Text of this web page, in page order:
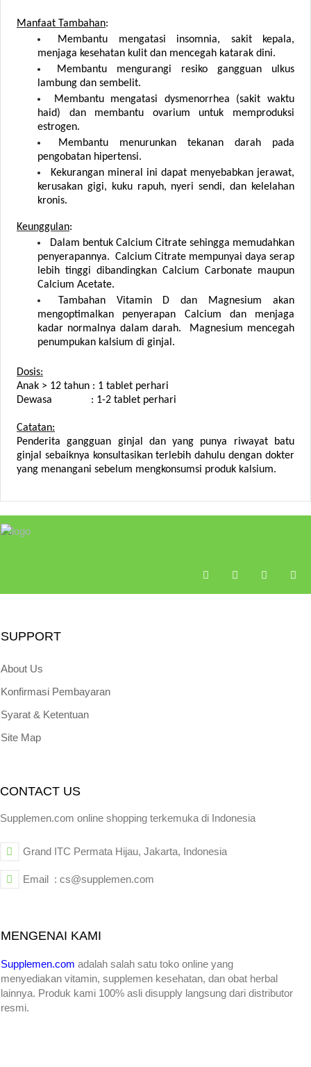
Manfaat Tambahan:
Membantu mengatasi insomnia, sakit kepala,
menjaga kesehatan kulit dan mencegah katarak dini.
Membantu mengurangi resiko gangguan ulkus
lambung dan sembelit.
Membantu mengatasi dysmenorrhea (sakit waktu
haid) dan membantu ovarium untuk memproduksi
estrogen.
Membantu menurunkan tekanan darah pada
pengobatan hipertensi.
Kekurangan mineral ini dapat menyebabkan jerawat,
kerusakan gigi, kuku rapuh, nyeri sendi, dan kelelahan
kronis.
Keunggulan:
Dalam bentuk Calcium Citrate sehingga memudahkan
penyerapannya. Calcium Citrate mempunyai daya serap
lebih tinggi dibandingkan Calcium Carbonate maupun
Calcium Acetate.
Tambahan Vitamin D dan Magnesium akan
mengoptimalkan penyerapan Calcium dan menjaga
kadar normalnya dalam darah. Magnesium mencegah
penumpukan kalsium di ginjal.
Dosis:
Anak > 12 tahun : 1 tablet perhari
Dewasa : 1-2 tablet perhari
Catatan:
Penderita gangguan ginjal dan yang punya riwayat batu
ginjal sebaiknya konsultasikan terlebih dahulu dengan dokter
yang menangani sebelum mengkonsumsi produk kalsium.
SUPPORT
About Us
Konfirmasi Pembayaran
Syarat & Ketentuan
Site Map
CONTACT US
Supplemen.com online shopping terkemuka di Indonesia
Grand ITC Permata Hijau, Jakarta, Indonesia
Email : cs@supplemen.com
MENGENAI KAMI
Supplemen.com adalah salah satu toko online yang
menyediakan vitamin, supplemen kesehatan, dan obat herbal
lainnya. Produk kami 100% asli disupply langsung dari distributor
resmi.